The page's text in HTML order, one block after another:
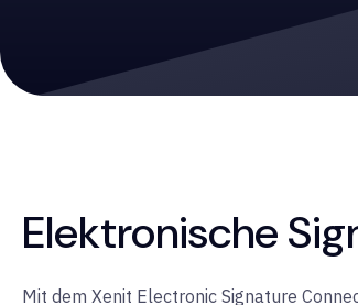
Elektronische
Mit dem Xenit Electronic Signature